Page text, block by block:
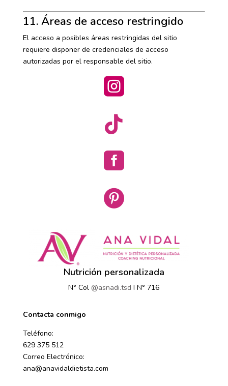
11. Áreas de acceso restringido
El acceso a posibles áreas restringidas del sitio
requiere disponer de credenciales de acceso
autorizadas por el responsable del sitio.




Nutrición personalizada
N° Col @asnadi.tsd I N° 716
Contacta conmigo
Teléfono:
629 375 512
Correo Electrónico:
ana@anavidaldietista.com